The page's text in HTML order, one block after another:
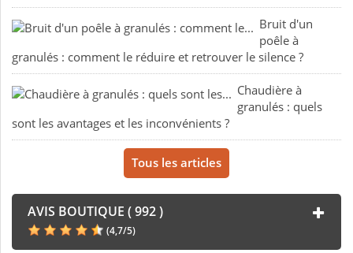
Bruit d'un
poêle à
granulés : comment le réduire et retrouver le silence ?
Chaudière à
granulés : quels
sont les avantages et les inconvénients ?
Tous les articles
AVIS BOUTIQUE ( 992 )
(4,7/5)